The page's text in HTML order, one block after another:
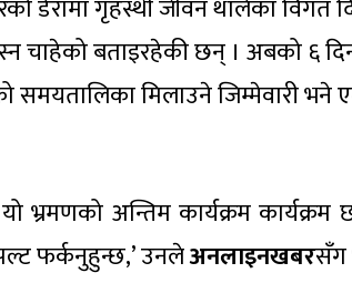
डेरामा गृहस्थी जीवन थालेका विगत
चाहेको बताइरहेकी छन् । अबको ६
समयतालिका मिलाउने जिम्मेवारी
भ्रमणको अन्तिम कार्यक्रम
फर्कनुहुन्छ,’ उनलेअनलाइनखबरसँग